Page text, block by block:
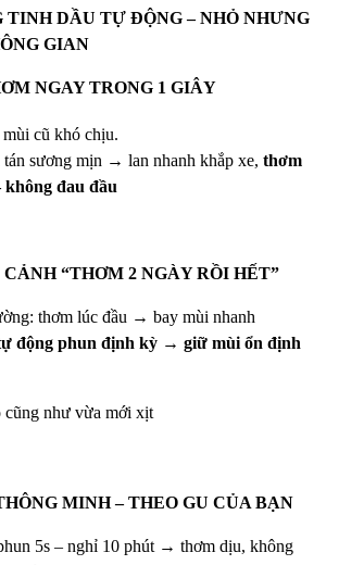
DẦU TỰ ĐỘNG – NHỎ NHƯNG
GIAN
NGAY TRONG 1 GIÂY
cũ khó chịu.
tán sương mịn → lan nhanh khắp xe, thơm
không đau đầu
CẢNH “THƠM 2 NGÀY RỒI HẾT”
thơm lúc đầu → bay mùi nhanh
động phun định kỳ → giữ mùi ổn định
như vừa mới xịt
MINH – THEO GU CỦA BẠN
5s – nghỉ 10 phút → thơm dịu, không